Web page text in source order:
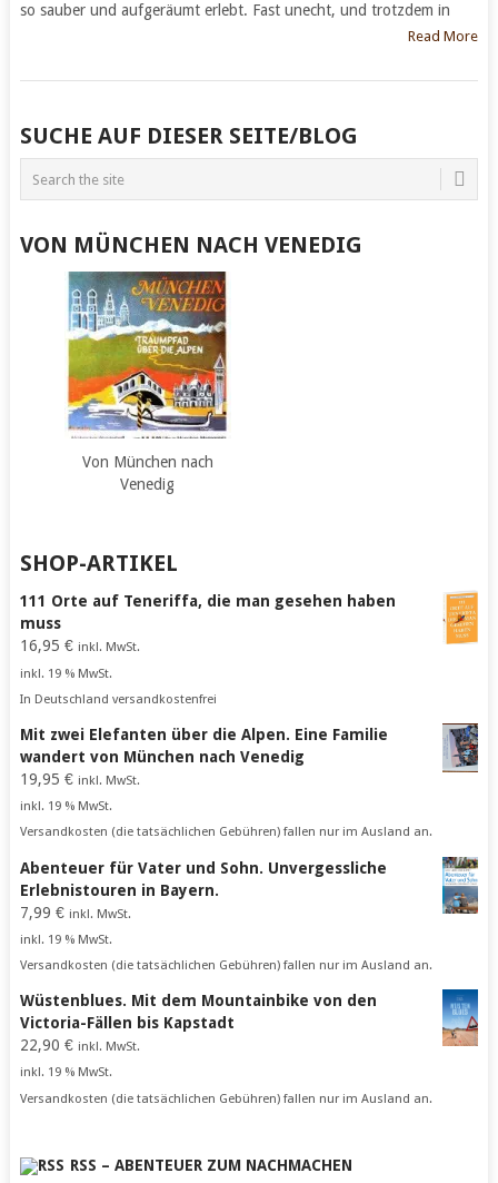
so sauber und aufgeräumt erlebt. Fast unecht, und trotzdem in
Read More
POSTS
NAVIGATION
SUCHE AUF DIESER SEITE/BLOG
VON MÜNCHEN NACH VENEDIG
Von München nach
Venedig
SHOP-ARTIKEL
111 Orte auf Teneriffa, die man gesehen haben
muss
16,95 € inkl. MwSt.
inkl. 19 % MwSt.
In Deutschland versandkostenfrei
Mit zwei Elefanten über die Alpen. Eine Familie
wandert von München nach Venedig
19,95 € inkl. MwSt.
inkl. 19 % MwSt.
Versandkosten (die tatsächlichen Gebühren) fallen nur im Ausland an.
Abenteuer für Vater und Sohn. Unvergessliche
Erlebnistouren in Bayern.
7,99 € inkl. MwSt.
inkl. 19 % MwSt.
Versandkosten (die tatsächlichen Gebühren) fallen nur im Ausland an.
Wüstenblues. Mit dem Mountainbike von den
Victoria-Fällen bis Kapstadt
22,90 € inkl. MwSt.
inkl. 19 % MwSt.
Versandkosten (die tatsächlichen Gebühren) fallen nur im Ausland an.
RSS – ABENTEUER ZUM NACHMACHEN